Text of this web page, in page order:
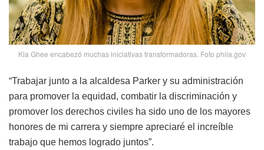
Kia Ghee encabezó muchas iniciativas transformadoras. Foto phila.gov
“Trabajar junto a la alcaldesa Parker y su administración
para promover la equidad, combatir la discriminación y
promover los derechos civiles ha sido uno de los mayores
honores de mi carrera y siempre apreciaré el increíble
trabajo que hemos logrado juntos”.